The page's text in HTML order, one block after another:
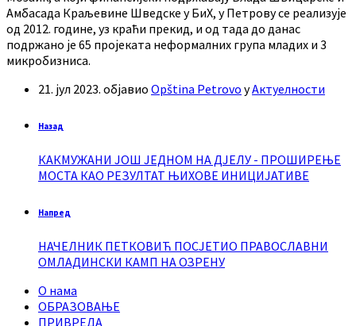
Амбасада Краљевине Шведске у БиХ, у Петрову се реализује
од 2012. године, уз краћи прекид, и од тада до данас
подржано је 65 пројеката неформалних група младих и 3
микробизниса.
21. јул 2023. објавио Opština Petrovo уАктуелности
Назад
КАКМУЖАНИ ЈОШ ЈЕДНОМ НА ДЈЕЛУ - ПРОШИРЕЊЕ
МОСТА КАО РЕЗУЛТАТ ЊИХОВЕ ИНИЦИЈАТИВЕ
Напред
НАЧЕЛНИК ПЕТКОВИЋ ПОСЈЕТИО ПРАВОСЛАВНИ
ОМЛАДИНСКИ КАМП НА ОЗРЕНУ
О нама
ОБРАЗОВАЊЕ
ПРИВРЕДА